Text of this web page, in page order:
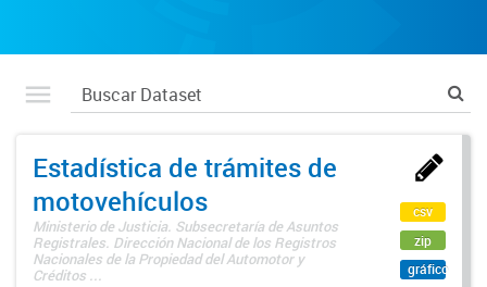
Estadística de trámites de
motovehículos
Ministerio de Justicia. Subsecretaría de Asuntos
Registrales. Dirección Nacional de los Registros
Nacionales de la Propiedad del Automotor y
Créditos ...
csv
zip
gráfico